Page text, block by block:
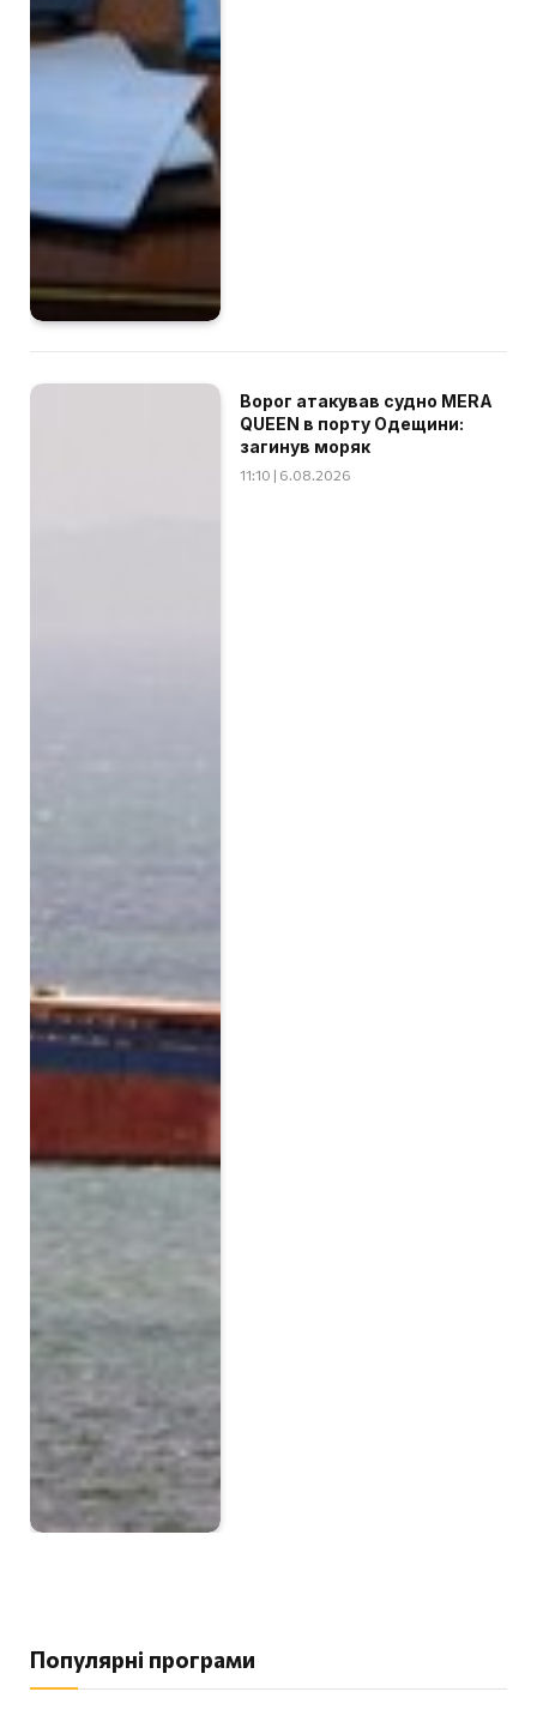
Ворог атакував судно MERA
QUEEN в порту Одещини:
загинув моряк
11:10 | 6.08.2026
Популярні програми